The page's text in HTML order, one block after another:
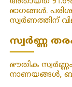
ഭാഗങ്ങൾ.
സ്വർണത്തിന്
സ്വർണ്ണ
ഭൗതിക
നാണയങ്ങൾ,